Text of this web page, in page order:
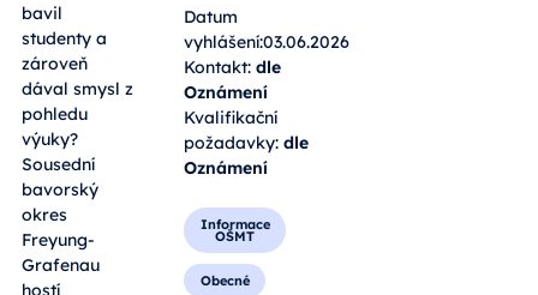
bavil
studenty a
zároveň
dával smysl z
pohledu
výuky?
Sousední
bavorský
okres
Freyung-
Grafenau
hostí
Datum
vyhlášení:03.06.2026
Kontakt:dle
Oznámení
Kvalifikační
požadavky:dle
Oznámení
Informace
OŠMT
Obecné